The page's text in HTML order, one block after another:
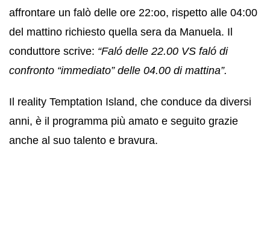
affrontare un falò delle ore 22:oo, rispetto alle 04:00
del mattino richiesto quella sera da Manuela. Il
conduttore scrive: “Faló delle 22.00 VS faló di
confronto “immediato” delle 04.00 di mattina”.
Il reality Temptation Island, che conduce da diversi
anni, è il programma più amato e seguito grazie
anche al suo talento e bravura.